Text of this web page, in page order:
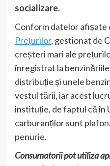
socializare.
Conform datelor afișate
Prețurilor, gestionat de
creșteri mari ale
înregistrat la
distribuție și unele
vestul tării, iar acest
instituție, de faptul că în
carburanților sunt
penurie.
Consumatorii pot utiliza